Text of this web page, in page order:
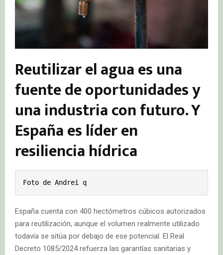
Reutilizar el agua es una
fuente de oportunidades y
una industria con futuro. Y
España es líder en
resiliencia hídrica
Foto de Andrei q
España cuenta con 400 hectómetros cúbicos autorizados
para reutilización, aunque el volumen realmente utilizado
todavía se sitúa por debajo de ese potencial. El Real
Decreto 1085/2024 refuerza las garantías sanitarias y